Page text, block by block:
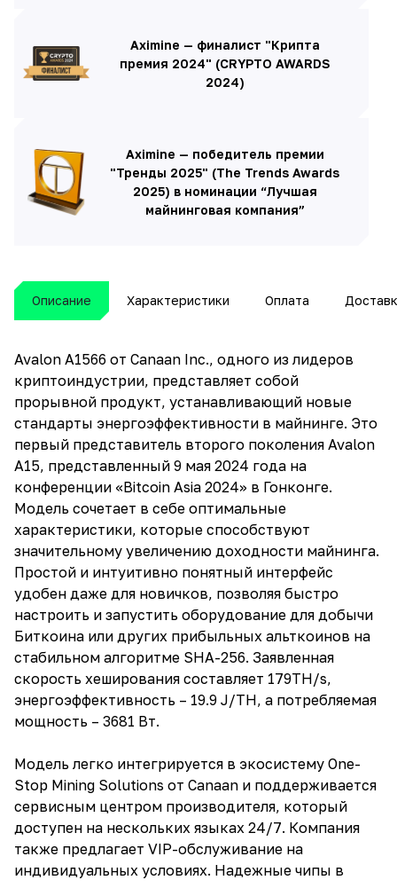
Aximine — финалист "Крипта
премия 2024" (CRYPTO AWARDS
2024)
Aximine — победитель премии
"Тренды 2025" (The Trends Awards
2025) в номинации “Лучшая
майнинговая компания”
Описание Характеристики Оплата
Avalon A1566 от Canaan Inc., одного из лидеров
криптоиндустрии, представляет собой
прорывной продукт, устанавливающий новые
стандарты энергоэффективности в майнинге. Это
первый представитель второго поколения Avalon
A15, представленный 9 мая 2024 года на
конференции «Bitcoin Asia 2024» в Гонконге.
Модель сочетает в себе оптимальные
характеристики, которые способствуют
значительному увеличению доходности майнинга.
Простой и интуитивно понятный интерфейс
удобен даже для новичков, позволяя быстро
настроить и запустить оборудование для добычи
Биткоина или других прибыльных альткоинов на
стабильном алгоритме SHA-256. Заявленная
скорость хеширования составляет 179TH/s,
энергоэффективность – 19.9 J/TH, а потребляемая
мощность – 3681 Вт.
Модель легко интегрируется в экосистему One-
Stop Mining Solutions от Canaan и поддерживается
сервисным центром производителя, который
доступен на нескольких языках 24/7. Компания
также предлагает VIP-обслуживание на
индивидуальных условиях. Надежные чипы в